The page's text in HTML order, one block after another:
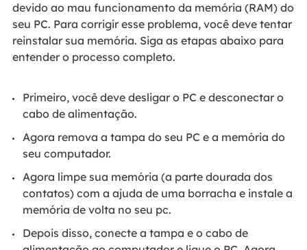
devido ao mau funcionamento da memória (RAM) do
seu PC. Para corrigir esse problema, você deve tentar
reinstalar sua memória. Siga as etapas abaixo para
entender o processo completo.
Primeiro, você deve desligar o PC e desconectar o
cabo de alimentação.
Agora remova a tampa do seu PC e a memória do
seu computador.
Agora limpe sua memória (a parte dourada dos
contatos) com a ajuda de uma borracha e instale a
memória de volta no seu pc.
Depois disso, conecte a tampa e o cabo de